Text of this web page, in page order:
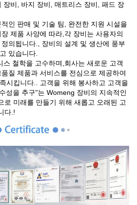
장비, 바지 장비, 매트리스 장비, 패드 장
인 판매 및 기술 팀, 완전한 지원 시설을
제품 사양에 따라,각 장비는 사용자의
의됩니다., 장비의 설계 및 생산에 풍부
있습니다.
스 철학을 고수하며,회사는 새로운 고객
질 제품과 서비스를 전심으로 제공하여
시킵니다.. 고객을 위해 봉사하고 고객을
성을 추구"는 Womeng 장비의 지속적인
로 미래를 만들기 위해 새롭고 오래된 고
다.!